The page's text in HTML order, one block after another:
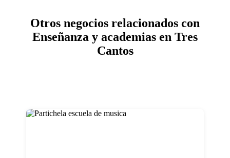
Otros negocios relacionados con
Enseñanza y academias en Tres
Cantos